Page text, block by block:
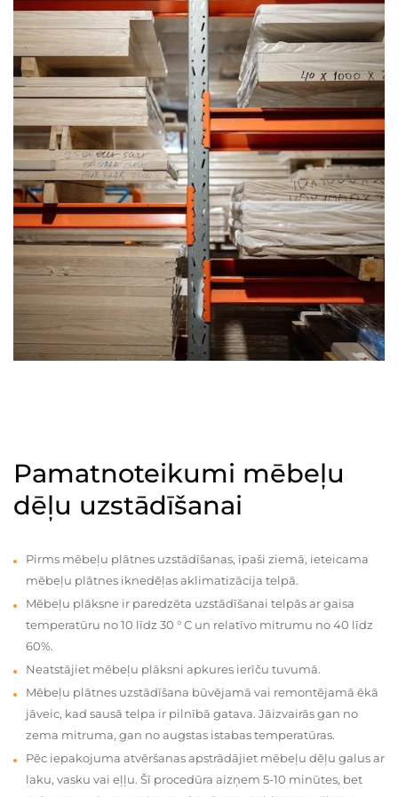
Pamatnoteikumi mēbeļu
dēļu uzstādīšanai
Pirms mēbeļu plātnes uzstādīšanas, īpaši ziemā, ieteicama
mēbeļu plātnes iknedēļas aklimatizācija telpā.
Mēbeļu plāksne ir paredzēta uzstādīšanai telpās ar gaisa
temperatūru no 10 līdz 30 ° C un relatīvo mitrumu no 40 līdz
60%.
Neatstājiet mēbeļu plāksni apkures ierīču tuvumā.
Mēbeļu plātnes uzstādīšana būvējamā vai remontējamā ēkā
jāveic, kad sausā telpa ir pilnībā gatava. Jāizvairās gan no
zema mitruma, gan no augstas istabas temperatūras.
Pēc iepakojuma atvēršanas apstrādājiet mēbeļu dēļu galus ar
laku, vasku vai eļļu. Šī procedūra aizņem 5-10 minūtes, bet